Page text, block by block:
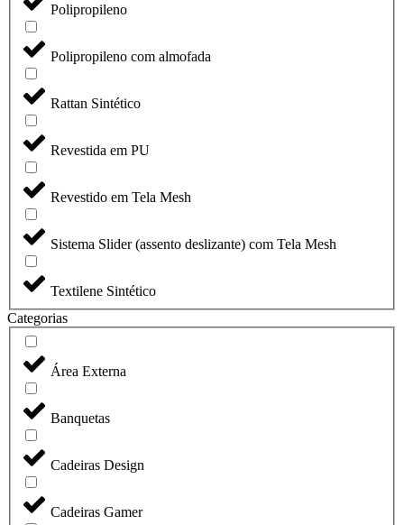
Polipropileno
Polipropileno com almofada
Rattan Sintético
Revestida em PU
Revestido em Tela Mesh
Sistema Slider (assento deslizante) com Tela Mesh
Textilene Sintético
Categorias
Área Externa
Banquetas
Cadeiras Design
Cadeiras Gamer